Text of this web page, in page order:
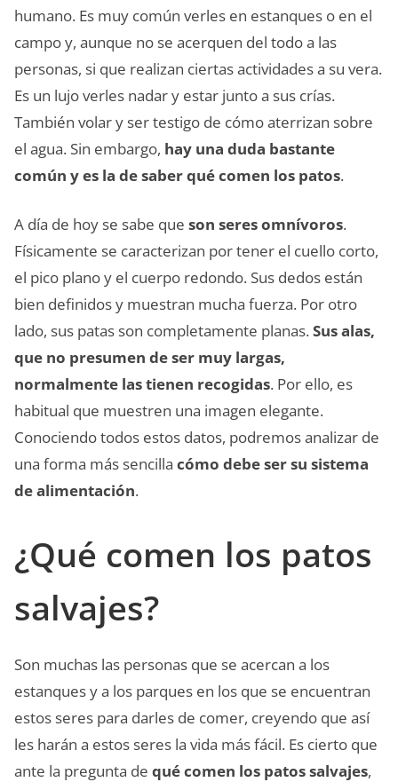
humano. Es muy común verles en estanques o en el
campo y, aunque no se acerquen del todo a las
personas, si que realizan ciertas actividades a su vera.
Es un lujo verles nadar y estar junto a sus crías.
También volar y ser testigo de cómo aterrizan sobre
el agua. Sin embargo, hay una duda bastante
común y es la de saber qué comen los patos.
A día de hoy se sabe que son seres omnívoros.
Físicamente se caracterizan por tener el cuello corto,
el pico plano y el cuerpo redondo. Sus dedos están
bien definidos y muestran mucha fuerza. Por otro
lado, sus patas son completamente planas.Sus alas,
que no presumen de ser muy largas,
normalmente las tienen recogidas. Por ello, es
habitual que muestren una imagen elegante.
Conociendo todos estos datos, podremos analizar de
una forma más sencilla cómo debe ser su sistema
de alimentación.
¿Qué comen los patos
salvajes?
Son muchas las personas que se acercan a los
estanques y a los parques en los que se encuentran
estos seres para darles de comer, creyendo que así
les harán a estos seres la vida más fácil. Es cierto que
ante la pregunta de qué comen los patos salvajes,